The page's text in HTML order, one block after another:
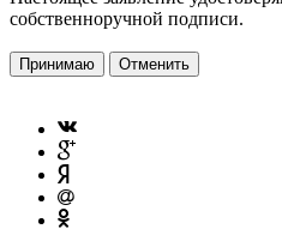
собственноручной подписи.
Принимаю Отменить